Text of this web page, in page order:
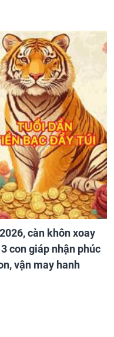
càn khôn xoay
con giáp nhận phúc
vận may hanh